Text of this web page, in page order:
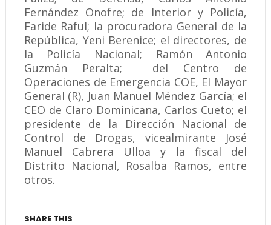
Fernández Onofre; de Interior y Policía,
Faride Raful; la procuradora General de la
República, Yeni Berenice; el directores, de
la Policía Nacional; Ramón Antonio
Guzmán Peralta; del Centro de
Operaciones de Emergencia COE, El Mayor
General (R), Juan Manuel Méndez García; el
CEO de Claro Dominicana, Carlos Cueto; el
presidente de la Dirección Nacional de
Control de Drogas, vicealmirante José
Manuel Cabrera Ulloa y la fiscal del
Distrito Nacional, Rosalba Ramos, entre
otros.
SHARE THIS